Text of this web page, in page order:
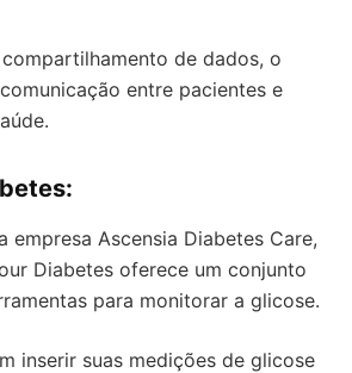
de dados, o
entre pacientes e
:
empresa Ascensia Diabetes Care,
Diabetes oferece um conjunto
para monitorar a glicose.
inserir suas medições de glicose